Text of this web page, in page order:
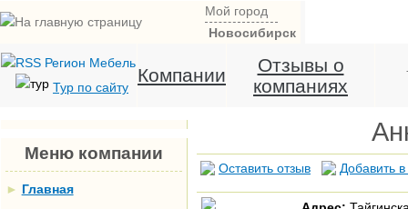
Мой город
Новосибирск
Тур по сайту
Компании
Отзывы о
компаниях
Меню компании
► Главная
Оставить отзыв Добавить в